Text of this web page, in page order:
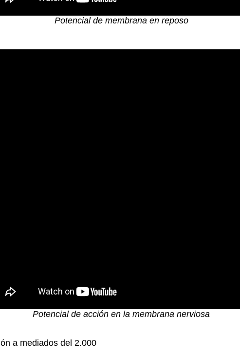
Potencial de membrana en reposo
Potencial de acción en la membrana nerviosa
a mediados del 2.000